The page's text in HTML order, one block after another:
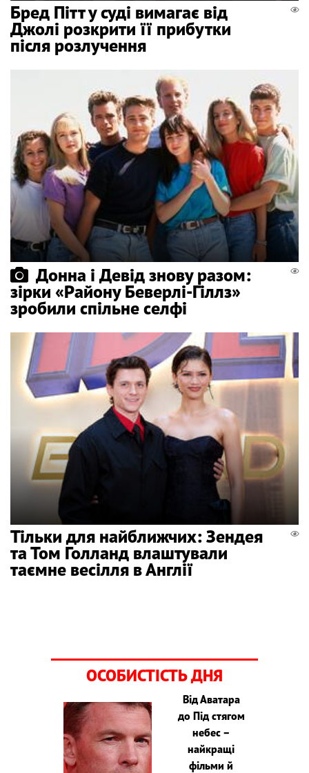
Бред Пітт у суді вимагає від
Джолі розкрити її прибутки
після розлучення
Донна і Девід знову разом:
зірки «Району Беверлі-Гіллз»
зробили спільне селфі
Тільки для найближчих: Зендея
та Том Голланд влаштували
таємне весілля в Англії
ОСОБИСТІСТЬ ДНЯ
Від Аватара
до Під стягом
небес –
найкращі
фільми й